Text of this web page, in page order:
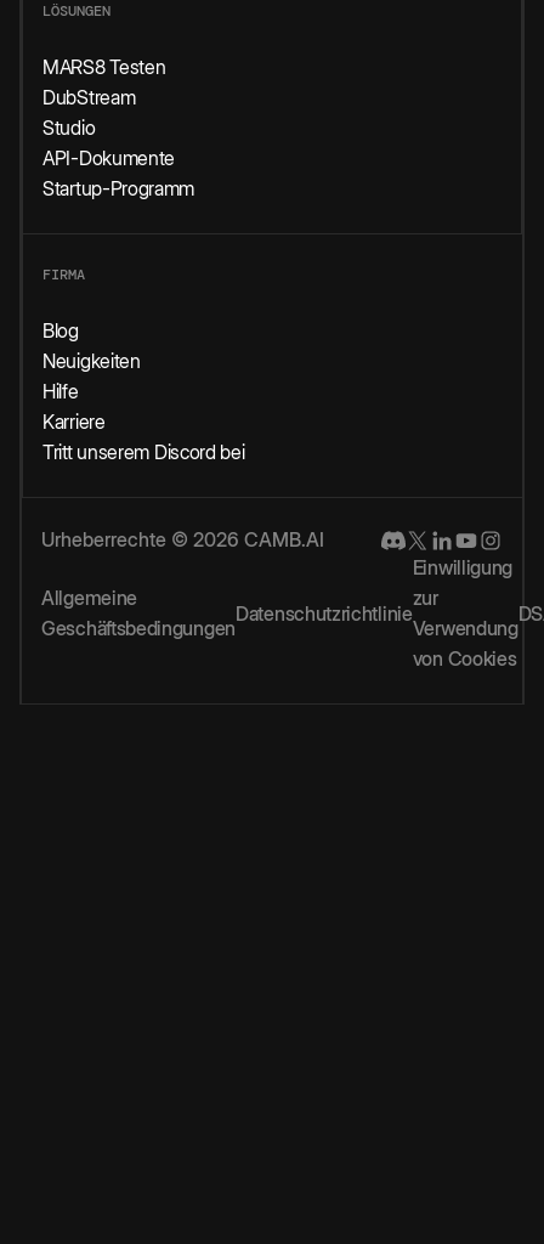
LÖSUNGEN
MARS8 Testen
DubStream
Studio
API-Dokumente
Startup-Programm
FIRMA
Blog
Neuigkeiten
Hilfe
Karriere
Tritt unserem Discord bei
Urheberrechte © 2026 CAMB.AI
Allgemeine
Geschäftsbedingungen
Datenschutzrichtlinie
Einwilligung
zur
Verwendung
von Cookies